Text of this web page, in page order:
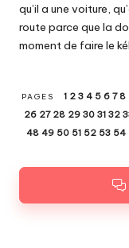
qu’il a une voiture,
route parce que la
moment de faire le
PAGES 1 2 3 4 5 6 7 8
26 27 28 29 30 31 32
48 49 50 51 52 53 54